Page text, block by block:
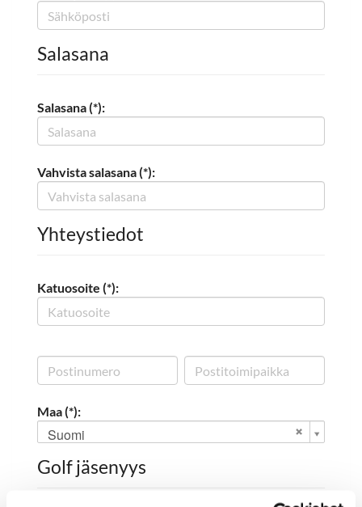
Salasana
Salasana (*):
Vahvista salasana (*):
Yhteystiedot
Katuosoite (*):
Maa (*):
Suomi
Golf jäsenyys